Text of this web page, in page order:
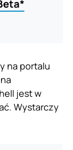
na portalu
jest w
Wystarczy